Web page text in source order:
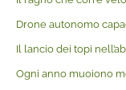
Drone autonomo
Il lancio dei topi
Ogni anno muoiono